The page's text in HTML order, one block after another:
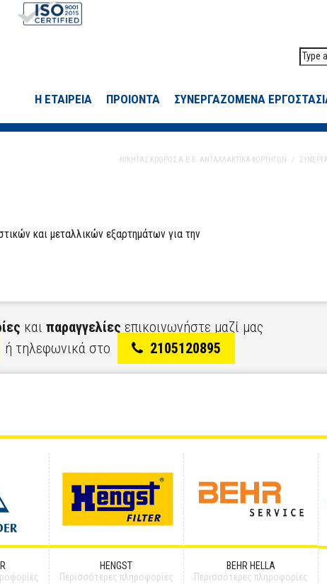
Η ΕΤΑΙΡΕΙΑ ΠΡΟΙΟΝΤΑ ΣΥΝΕΡΓΑΖΟΜΕΝΑ
ΝΙΚΗΤΑΣ ΚΟΘΡΟΣ Α.Ε.Ε. ΑΝΤΑΛΛΑΚΤΙΚΑ ΦΟΡΤΗΓΩΝ
και μεταλλικών εξαρτημάτων για την
και παραγγελίες επικοινωνήστε μαζί μας
ή τηλεφωνικά στο 2105120895
HENGST
Περισσότερες πληροφορίες
BEHR HELLA
Περισσότερες πληροφορίες